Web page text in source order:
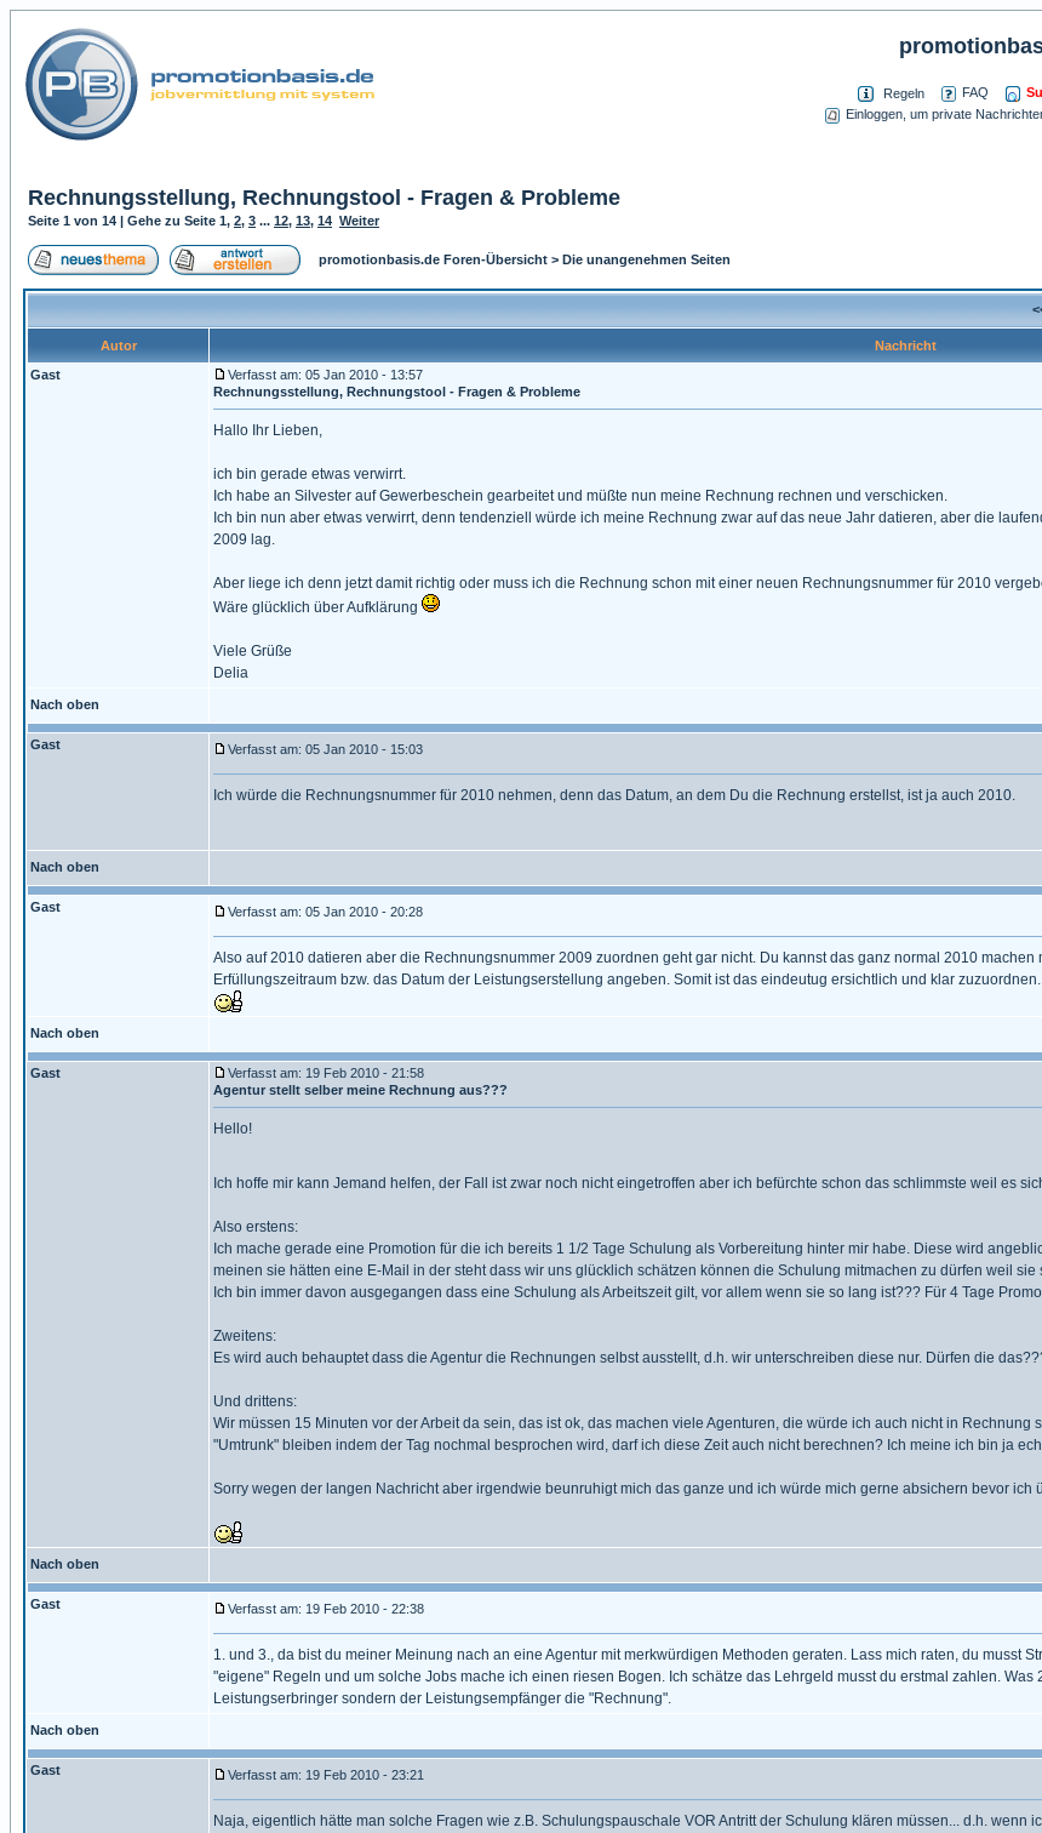
Regeln FAQ
Einloggen, um private
Rechnungsstellung, Rechnungstool - Fragen & Probleme
Seite 1 von 14 | Gehe zu Seite 1, 2, 3 ... 12, 13, 14 Weiter
promotionbasis.de Foren-Übersicht > Die unangenehmen Seiten
Autor
Nachricht
Gast
Verfasst am: 05 Jan 2010 - 13:57
Rechnungsstellung, Rechnungstool - Fragen & Probleme
Hallo Ihr Lieben,
ich bin gerade etwas verwirrt.
Ich habe an Silvester auf Gewerbeschein gearbeitet und müßte nun meine Rechnung rechnen und verschicken.
Ich bin nun aber etwas verwirrt, denn tendenziell würde ich meine Rechnung zwar auf das neue Jahr datieren, aber die
2009 lag.
Aber liege ich denn jetzt damit richtig oder muss ich die Rechnung schon mit einer neuen Rechnungsnummer für 2010
Wäre glücklich über Aufklärung
Viele Grüße
Delia
Nach oben
Gast Verfasst am: 05 Jan 2010 - 15:03
Ich würde die Rechnungsnummer für 2010 nehmen, denn das Datum, an dem Du die Rechnung erstellst, ist ja auch 2010.
Nach oben
Gast Verfasst am: 05 Jan 2010 - 20:28
Also auf 2010 datieren aber die Rechnungsnummer 2009 zuordnen geht gar nicht. Du kannst das ganz normal 2010
Erfüllungszeitraum bzw. das Datum der Leistungserstellung angeben. Somit ist das eindeutug ersichtlich und klar
Nach oben
Gast
Verfasst am: 19 Feb 2010 - 21:58
Agentur stellt selber meine Rechnung aus???
Hello!
Ich hoffe mir kann Jemand helfen, der Fall ist zwar noch nicht eingetroffen aber ich befürchte schon das schlimmste weil es
Also erstens:
Ich mache gerade eine Promotion für die ich bereits 1 1/2 Tage Schulung als Vorbereitung hinter mir habe. Diese wird
meinen sie hätten eine E-Mail in der steht dass wir uns glücklich schätzen können die Schulung mitmachen zu dürfen weil
Ich bin immer davon ausgegangen dass eine Schulung als Arbeitszeit gilt, vor allem wenn sie so lang ist??? Für 4 Tage
Zweitens:
Es wird auch behauptet dass die Agentur die Rechnungen selbst ausstellt, d.h. wir unterschreiben diese nur. Dürfen die
Und drittens:
Wir müssen 15 Minuten vor der Arbeit da sein, das ist ok, das machen viele Agenturen, die würde ich auch nicht in
"Umtrunk" bleiben indem der Tag nochmal besprochen wird, darf ich diese Zeit auch nicht berechnen? Ich meine ich bin ja
Sorry wegen der langen Nachricht aber irgendwie beunruhigt mich das ganze und ich würde mich gerne absichern bevor
Nach oben
Gast Verfasst am: 19 Feb 2010 - 22:38
1. und 3., da bist du meiner Meinung nach an eine Agentur mit merkwürdigen Methoden geraten. Lass mich raten, du musst
"eigene" Regeln und um solche Jobs mache ich einen riesen Bogen. Ich schätze das Lehrgeld musst du erstmal zahlen.
Leistungserbringer sondern der Leistungsempfänger die "Rechnung".
Nach oben
Gast Verfasst am: 19 Feb 2010 - 23:21
Naja, eigentlich hätte man solche Fragen wie z.B. Schulungspauschale VOR Antritt der Schulung klären müssen... d.h.